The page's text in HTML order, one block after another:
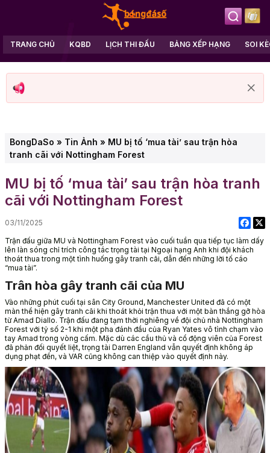
TRANG CHỦ KQBD LỊCH THI ĐẤU BẢNG XẾP HẠNG SOI
BongDaSo » Tin Ảnh » MU bị tố ‘mua tài’ sau trận hòa
tranh cãi với Nottingham Forest
MU bị tố ‘mua tài’ sau trận hòa tranh
cãi với Nottingham Forest
03/11/2025
Trận đấu giữa MU và Nottingham Forest vào cuối tuần qua tiếp tục làm dấy
lên làn sóng chỉ trích công tác trọng tài tại Ngoại hạng Anh khi đội khách
thoát thua trong một tình huống gây tranh cãi, dẫn đến những lời tố cáo
“mua tài”.
Trân hòa gây tranh cãi của MU
Vào những phút cuối tại sân City Ground, Manchester United đã có một
màn thể hiện gây tranh cãi khi thoát khỏi trận thua với một bàn thắng gỡ hòa
từ Amad Diallo. Trận đấu đang tạm thời nghiêng về đội chủ nhà Nottingham
Forest với tỷ số 2-1 khi một pha đánh đầu của Ryan Yates vô tình chạm vào
tay Amad trong vòng cấm. Mặc dù các cầu thủ và cổ động viên của Forest
đã phản đối quyết liệt, trọng tài Darren England vẫn quyết định không áp
dụng phạt đền, và VAR cũng không can thiệp vào quyết định này.